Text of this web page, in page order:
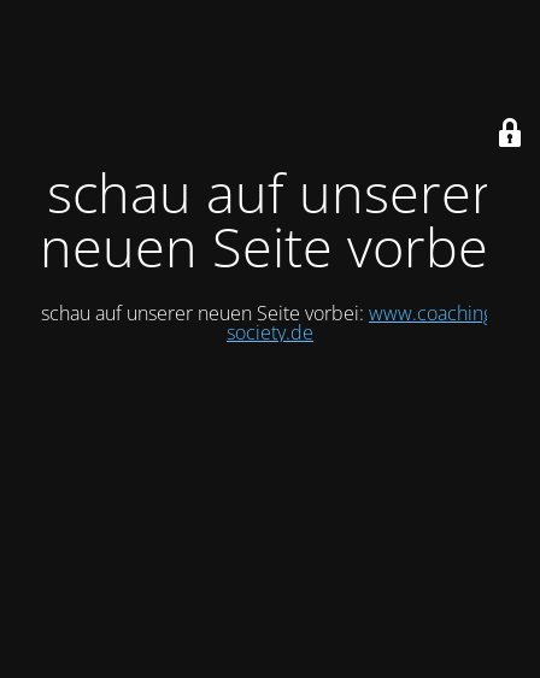
schau auf unserer
neuen Seite vorbei
schau auf unserer neuen Seite vorbei: www.coaching-
society.de